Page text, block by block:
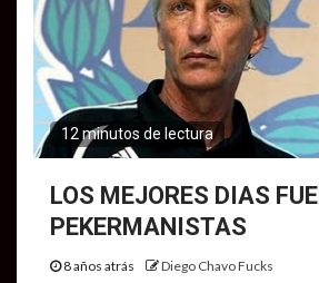
12 minutos de lectura
LOS MEJORES DIAS
PEKERMANISTAS
8 años atrás Diego Chavo Fucks